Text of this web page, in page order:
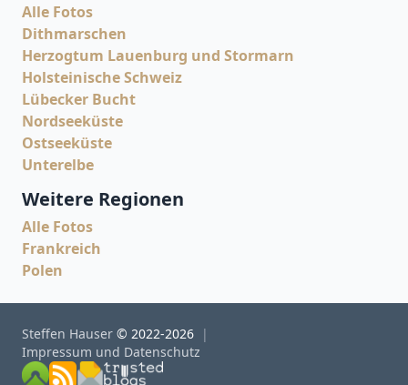
Alle Fotos
Dithmarschen
Herzogtum Lauenburg und Stormarn
Holsteinische Schweiz
Lübecker Bucht
Nordseeküste
Ostseeküste
Unterelbe
Weitere Regionen
Alle Fotos
Frankreich
Polen
Steffen Hauser © 2022-2026
Impressum und Datenschutz